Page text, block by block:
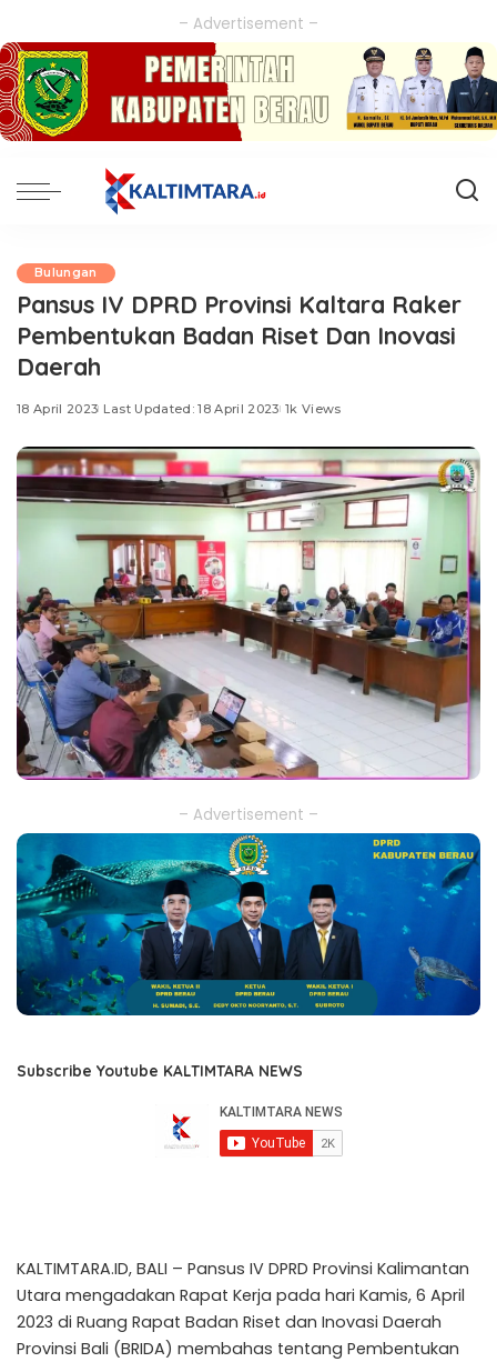
– Advertisement –
Bulungan
Pansus IV DPRD Provinsi Kaltara Raker
Pembentukan Badan Riset Dan Inovasi
Daerah
18 April 2023 Last Updated: 18 April 2023 1k Views
– Advertisement –
Subscribe Youtube KALTIMTARA NEWS
KALTIMTARA.ID, BALI – Pansus IV DPRD Provinsi Kalimantan
Utara mengadakan Rapat Kerja pada hari Kamis, 6 April
2023 di Ruang Rapat Badan Riset dan Inovasi Daerah
Provinsi Bali (BRIDA) membahas tentang Pembentukan